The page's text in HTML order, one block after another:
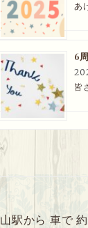
あ
6
皆
駅から 車で